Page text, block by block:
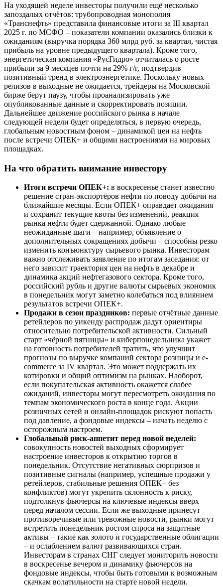
На уходящей неделе инвесторы получили ещё несколько
запоздалых отчётов: трубопроводная монополия
«Транснефть» представила финансовые итоги за III квартал
2025 г. по МСФО – показатели компании оказались близки к
ожиданиям (выручка порядка 360 млрд руб. за квартал, чистая
прибыль на уровне предыдущего квартала). Кроме того,
энергетическая компания «РусГидро» отчиталась о росте
прибыли за 9 месяцев почти на 29% г/г, подтвердив
позитивный тренд в электроэнергетике. Поскольку новых
релизов в выходные не ожидается, трейдеры на Московской
бирже берут паузу, чтобы проанализировать уже
опубликованные данные и скорректировать позиции.
Дальнейшее движение российского рынка в начале
следующей недели будет определяться, в первую очередь,
глобальным новостным фоном – динамикой цен на нефть
после встречи ОПЕК+ и общими настроениями на мировых
площадках.
На что обратить внимание инвестору
Итоги встречи ОПЕК+: в воскресенье станет известно
решение стран-экспортёров нефти по поводу добычи на
ближайшие месяцы. Если ОПЕК+ оправдает ожидания
и сохранит текущие квоты без изменений, реакция
рынка нефти будет сдержанной. Однако любые
неожиданные шаги – например, объявление о
дополнительных сокращениях добычи – способны резко
изменить конъюнктуру сырьевого рынка. Инвесторам
важно отслеживать заявление по итогам заседания: от
него зависит траектория цен на нефть в декабре и
динамика акций нефтегазового сектора. Кроме того,
российский рубль и другие валюты сырьевых экономик
в понедельник могут заметно колебаться под влиянием
результатов встречи ОПЕК+.
Продажи в сезон праздников: первые отчётные данные
ретейлеров по уикенду распродаж дадут ориентиры
относительно потребительской активности. Сильный
старт «чёрной пятницы» и киберпонедельника укажет
на готовность потребителей тратить, что улучшит
прогнозы по выручке компаний сектора розницы и e-
commerce за IV квартал. Это может поддержать их
котировки и общий оптимизм на рынках. Наоборот,
если покупательская активность окажется слабее
ожиданий, инвесторы могут пересмотреть ожидания по
темпам экономического роста в конце года. Акции
розничных сетей и онлайн-площадок рискуют попасть
под давление, а фондовые индексы – начать неделю с
осторожным настроем.
Глобальный риск-аппетит перед новой неделей:
совокупность новостей выходных сформирует
настроение инвесторов к открытию торгов в
понедельник. Отсутствие негативных сюрпризов и
позитивные сигналы (например, успешные продажи у
ретейлеров, стабильные решения ОПЕК+ без
конфликтов) могут укрепить склонность к риску,
подтолкнув фьючерсы на ключевые индексы вверх
перед началом сессии. Если же выходные принесут
противоречивые или тревожные новости, рынки могут
встретить понедельник ростом спроса на защитные
активы – такие как золото и государственные облигации
– и ослаблением валют развивающихся стран.
Инвесторам в странах СНГ следует мониторить новости
в воскресенье вечером и динамику фьючерсов на
фондовые индексы, чтобы быть готовыми к возможным
скачкам волатильности на старте новой недели.